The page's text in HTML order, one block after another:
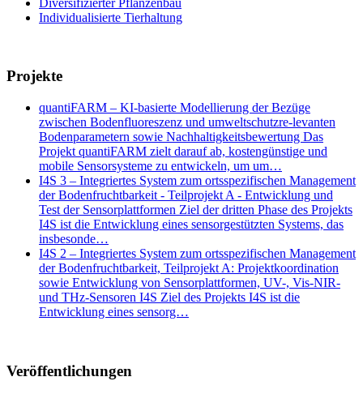
Individualisierte Tierhaltung
Projekte
quantiFARM – KI-basierte Modellierung der Bezüge
zwischen Bodenfluoreszenz und umweltschutzre-levanten
Bodenparametern sowie Nachhaltigkeitsbewertung Das
Projekt quantiFARM zielt darauf ab, kostengünstige und
mobile Sensorsysteme zu entwickeln, um um…
I4S 3 – Integriertes System zum ortsspezifischen Management
der Bodenfruchtbarkeit - Teilprojekt A - Entwicklung und
Test der Sensorplattformen Ziel der dritten Phase des Projekts
I4S ist die Entwicklung eines sensorgestützten Systems, das
insbesonde…
I4S 2 – Integriertes System zum ortsspezifischen Management
der Bodenfruchtbarkeit, Teilprojekt A: Projektkoordination
sowie Entwicklung von Sensorplattformen, UV-, Vis-NIR-
und THz-Sensoren I4S Ziel des Projekts I4S ist die
Entwicklung eines sensorg…
Veröffentlichungen